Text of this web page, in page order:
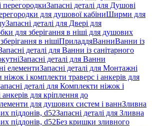
перегородкиЗапасні деталі для Душові
для душової кабіниШирми для
Запасні деталі для Двері для
для зберігання в ніші для душових
в нішіПриладдяВанниВанни із
деталі для Ванни із санітарного
Запасні деталі для Ванни
елементиЗапасні деталі для Монтажні
і комплекти траверс і анкерів для
деталі для Комплекти ніжок і
для кріплення до
для душових систем і ваннЗливна
піддонів, d52Запасні деталі для Зливна
піддонів, d52Без кришки зливного